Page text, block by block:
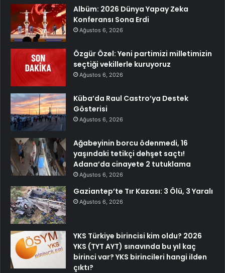
Albüm: 2026 Dünya Yapay Zeka
Konferansı Sona Erdi
Ağustos 6, 2026
Özgür Özel: Yeni partimizi milletimizin
seçtiği vekillerle kuruyoruz
Ağustos 6, 2026
Küba’da Raul Castro’ya Destek
Gösterisi
Ağustos 6, 2026
Ağabeyinin borcu ödenmedi, 16
yaşındaki tetikçi dehşet saçtı!
Adana’da cinayete 2 tutuklama
Ağustos 6, 2026
Gaziantep’te Tır Kazası: 3 Ölü, 3 Yaralı
Ağustos 6, 2026
YKS Türkiye birincisi kim oldu? 2026
YKS (TYT AYT) sınavında bu yıl kaç
birinci var? YKS birincileri hangi ilden
çıktı?